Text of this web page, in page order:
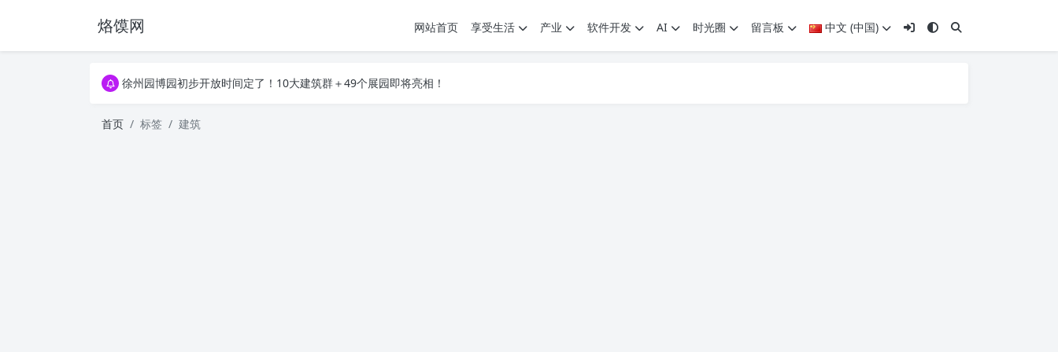
烙馍网 网站首页 享受生活 产业 软件开发 AI 时光圈 留言板 中文 (中国)
16796个OpenClaw Skills合集下载｜总2.7G，压缩后仅738M，覆盖全场景技能
徐州园博园初步开放时间定了！10大建筑群＋49个展园即将亮相！
徐州园博园初步开放时间定了！10大建筑群＋49个展园即将亮相！
首页 标签 建筑